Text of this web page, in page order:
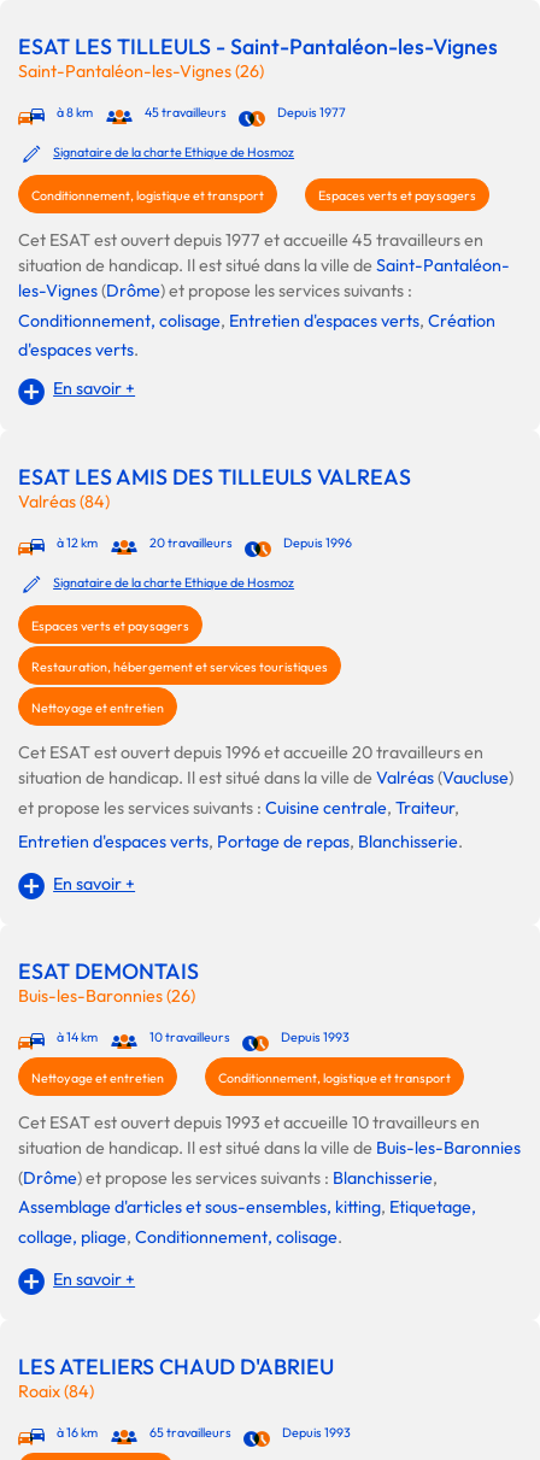
ESAT LES TILLEULS - Saint-Pantaléon-les-Vignes
Saint-Pantaléon-les-Vignes (26)
à 8 km 45 travailleurs Depuis 1977
Signataire de la charte Ethique de Hosmoz
Conditionnement, logistique et transport Espaces verts et paysagers
Cet ESAT est ouvert depuis 1977 et accueille 45 travailleurs en
situation de handicap. Il est situé dans la ville deSaint-Pantaléon-
les-Vignes(Drôme) et propose les services suivants :
Conditionnement, colisage, Entretien d'espaces verts, Création
d'espaces verts.
En savoir +
ESAT LES AMIS DES TILLEULS VALREAS
Valréas (84)
à 12 km 20 travailleurs Depuis 1996
Signataire de la charte Ethique de Hosmoz
Espaces verts et paysagers
Restauration, hébergement et services touristiques
Nettoyage et entretien
Cet ESAT est ouvert depuis 1996 et accueille 20 travailleurs en
situation de handicap. Il est situé dans la ville deValréas(Vaucluse)
et propose les services suivants : Cuisine centrale, Traiteur,
Entretien d'espaces verts, Portage de repas, Blanchisserie.
En savoir +
ESAT DEMONTAIS
Buis-les-Baronnies (26)
à 14 km 10 travailleurs Depuis 1993
Nettoyage et entretien Conditionnement, logistique et transport
Cet ESAT est ouvert depuis 1993 et accueille 10 travailleurs en
situation de handicap. Il est situé dans la ville de Buis-les-Baronnies
(Drôme) et propose les services suivants : Blanchisserie,
Assemblage d'articles et sous-ensembles, kitting, Etiquetage,
collage, pliage, Conditionnement, colisage.
En savoir +
LES ATELIERS CHAUD D'ABRIEU
Roaix (84)
à 16 km 65 travailleurs Depuis 1993